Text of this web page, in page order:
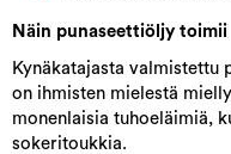
Näin punaseettiöljy toimii
Kynäkatajasta valmistettu
on ihmisten mielestä
monenlaisia tuhoeläimiä,
sokeritoukkia.